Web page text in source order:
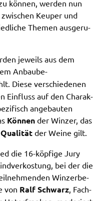
können, werden nun
Keuper und
Themen ausge­ru­
jeweils aus dem
Anbau­be­
Diese verschie­de­nen
Einfluss auf den Charak­
ange­bau­ten
Können der Winzer, das
der Weine gilt.
die 16-köpfi­ge Jury
bei der die
Winzer­be­
von Ralf Schwarz, Fach­
Sie in